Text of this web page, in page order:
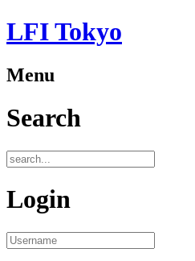
LFI Tokyo
Menu
Search
Login